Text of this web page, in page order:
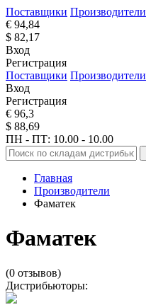
Поставщики Производители
€ 94,84
$ 82,17
Вход
Регистрация
Поставщики Производители
Вход
Регистрация
€ 96,3
$ 88,69
ПН - ПТ: 10.00 - 10.00
Главная
Производители
Фаматек
Фаматек
(0 отзывов)
Дистрибьюторы: